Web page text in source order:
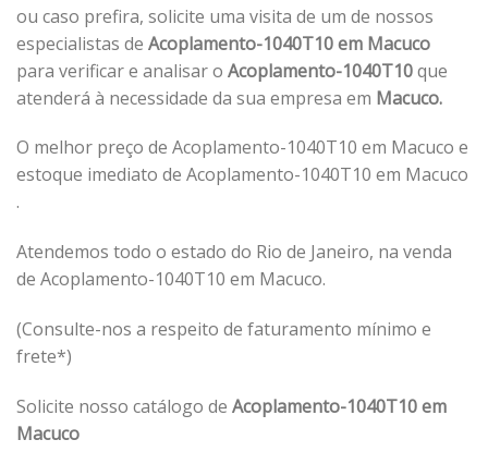
ou caso prefira, solicite uma visita de um de nossos
especialistas de Acoplamento-1040T10 em Macuco
para verificar e analisar o Acoplamento-1040T10que
atenderá à necessidade da sua empresa em Macuco.
O melhor preço de Acoplamento-1040T10 em Macuco e
estoque imediato de Acoplamento-1040T10 em Macuco
.
Atendemos todo o estado do Rio de Janeiro, na venda
de Acoplamento-1040T10 em Macuco.
(Consulte-nos a respeito de faturamento mínimo e
frete*)
Solicite nosso catálogo de Acoplamento-1040T10 em
Macuco